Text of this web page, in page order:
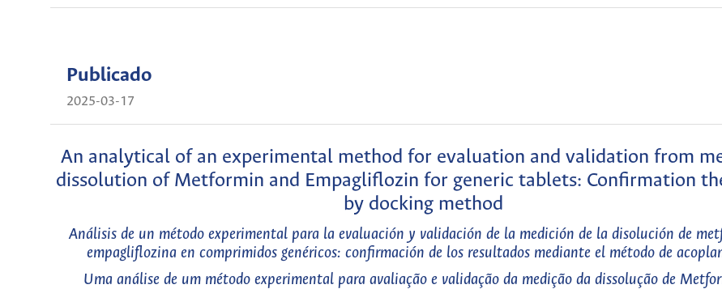
Publicado
2025-03-17
An analytical of an experimental method for evaluation and validation from
dissolution of Metformin and Empagliflozin for generic tablets: Confirmation
by docking method
Análisis de un método experimental para la evaluación y validación de la medición de la disolución de
empagliflozina en comprimidos genéricos: confirmación de los resultados mediante el método de
Uma análise de um método experimental para avaliação e validação da medição da dissolução de